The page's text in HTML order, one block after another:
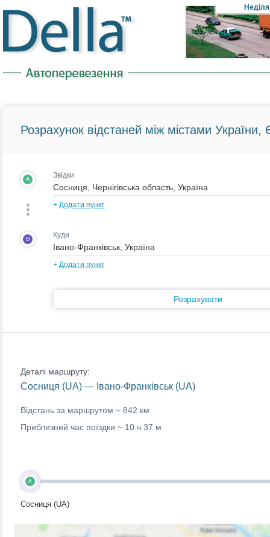
Неділя
Розрахунок відстаней між містами України,
A Звідки
+ Додати пункт
B Куди
+ Додати пункт
Розрахувати
Деталі маршруту:
Сосниця (UA) — Івано-Франківськ (UA)
Відстань за маршрутом ~ 842 км
Приблизний час поїздки ~ 10 ч 37 м
A
Сосниця (UA)